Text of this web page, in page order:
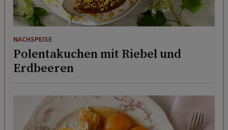
NACHSPEISE
Polentakuchen mit Riebel und
Erdbeeren